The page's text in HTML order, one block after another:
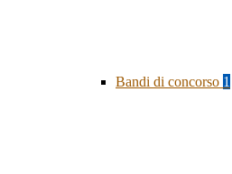
Bandi di concorso 1